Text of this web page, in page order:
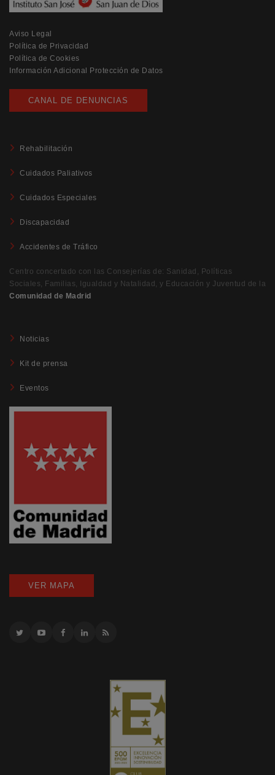
Aviso Legal
Política de Privacidad
Política de Cookies
Información Adicional Protección de Datos
CANAL DE DENUNCIAS
Rehabilitación
Cuidados Paliativos
Cuidados Especiales
Discapacidad
Accidentes de Tráfico
Centro concertado con las Consejerías de: Sanidad, Políticas
Sociales, Familias, Igualdad y Natalidad, y Educación y Juventud de la
Comunidad de Madrid
Noticias
Kit de prensa
Eventos
VER MAPA